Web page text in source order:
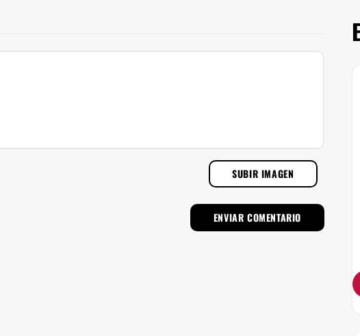
SUBIR IMAGEN